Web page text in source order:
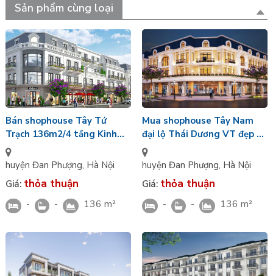
Sản phẩm cùng loại
Bán shophouse Tây Tứ
Trạch 136m2/4 tầng Kinh
doanh tốt mặt đường Đại
Lộ Ban Mai Vin Wonder City
huyện Đan Phượng, Hà Nội
Giá: thỏa thuận
- - 136 m²
Mua shophouse Tây Nam
đại lộ Thái Dương VT đẹp để
kinh doanh hoàn thiện bên
ngoài Vin Wonder City
huyện Đan Phượng, Hà Nội
Giá: thỏa thuận
- - 136 m²